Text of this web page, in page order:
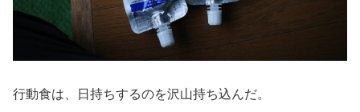
行動食は、日持ちするのを沢山持ち込んだ。